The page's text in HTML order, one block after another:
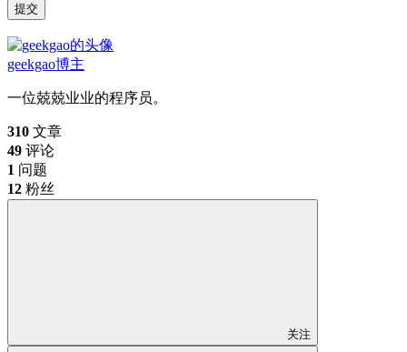
提交
geekgao博主
一位兢兢业业的程序员。
310 文章
49 评论
1 问题
12 粉丝
关注